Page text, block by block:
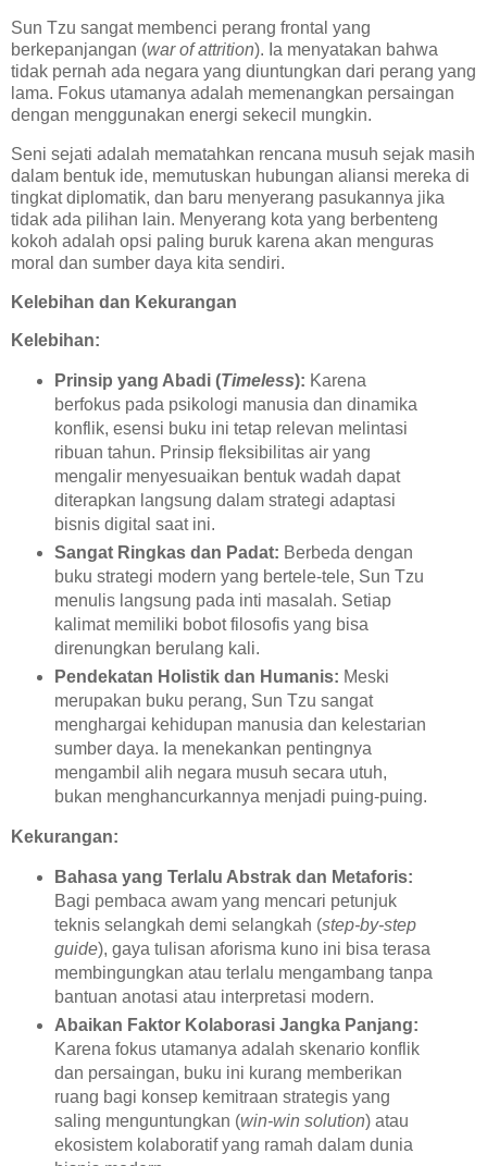
Sun Tzu sangat membenci perang frontal yang
berkepanjangan (war of attrition). Ia menyatakan bahwa
tidak pernah ada negara yang diuntungkan dari perang yang
lama. Fokus utamanya adalah memenangkan persaingan
dengan menggunakan energi sekecil mungkin.
Seni sejati adalah mematahkan rencana musuh sejak masih
dalam bentuk ide, memutuskan hubungan aliansi mereka di
tingkat diplomatik, dan baru menyerang pasukannya jika
tidak ada pilihan lain. Menyerang kota yang berbenteng
kokoh adalah opsi paling buruk karena akan menguras
moral dan sumber daya kita sendiri.
Kelebihan dan Kekurangan
Kelebihan:
Prinsip yang Abadi (Timeless): Karena
berfokus pada psikologi manusia dan dinamika
konflik, esensi buku ini tetap relevan melintasi
ribuan tahun. Prinsip fleksibilitas air yang
mengalir menyesuaikan bentuk wadah dapat
diterapkan langsung dalam strategi adaptasi
bisnis digital saat ini.
Sangat Ringkas dan Padat: Berbeda dengan
buku strategi modern yang bertele-tele, Sun Tzu
menulis langsung pada inti masalah. Setiap
kalimat memiliki bobot filosofis yang bisa
direnungkan berulang kali.
Pendekatan Holistik dan Humanis: Meski
merupakan buku perang, Sun Tzu sangat
menghargai kehidupan manusia dan kelestarian
sumber daya. Ia menekankan pentingnya
mengambil alih negara musuh secara utuh,
bukan menghancurkannya menjadi puing-puing.
Kekurangan:
Bahasa yang Terlalu Abstrak dan Metaforis:
Bagi pembaca awam yang mencari petunjuk
teknis selangkah demi selangkah (step-by-step
guide), gaya tulisan aforisma kuno ini bisa terasa
membingungkan atau terlalu mengambang tanpa
bantuan anotasi atau interpretasi modern.
Abaikan Faktor Kolaborasi Jangka Panjang:
Karena fokus utamanya adalah skenario konflik
dan persaingan, buku ini kurang memberikan
ruang bagi konsep kemitraan strategis yang
saling menguntungkan (win-win solution) atau
ekosistem kolaboratif yang ramah dalam dunia